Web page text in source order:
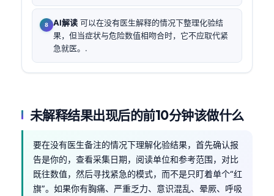
AI解读 可以在没有医生解释的情况下整理化验结
果，但当症状与危险数值相吻合时，它不应取代紧
急就医。.
未解释结果出现后的前10分钟该做什么
要在没有医生备注的情况下理解化验结果，首先确认报
告是你的，查看采集日期，阅读单位和参考范围，对比
既往数值，然后寻找紧急的模式，而不是只盯着单个“红
旗”。如果你有胸痛、严重乏力、意识混乱、晕厥、呼吸